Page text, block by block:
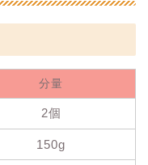
分量
2個
150g